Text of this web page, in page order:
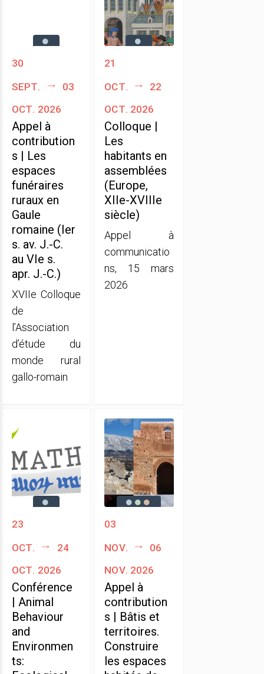
30
sept.
03
oct. 2026
Appel à
contribution
s | Les
espaces
funéraires
ruraux en
Gaule
romaine (Ier
s. av. J.-C.
au VIe s.
apr. J.-C.)
XVIIe Colloque
de
l’Association
d’étude du
monde rural
gallo-romain
21
oct.
22
oct. 2026
Colloque |
Les
habitants en
assemblées
(Europe,
XIIe-XVIIIe
siècle)
Appel à
communicatio
ns, 15 mars
2026
23
oct.
24
oct. 2026
Conférence
| Animal
Behaviour
and
Environmen
ts:
03
nov.
06
nov. 2026
Appel à
contribution
s | Bâtis et
territoires.
Construire
les espaces